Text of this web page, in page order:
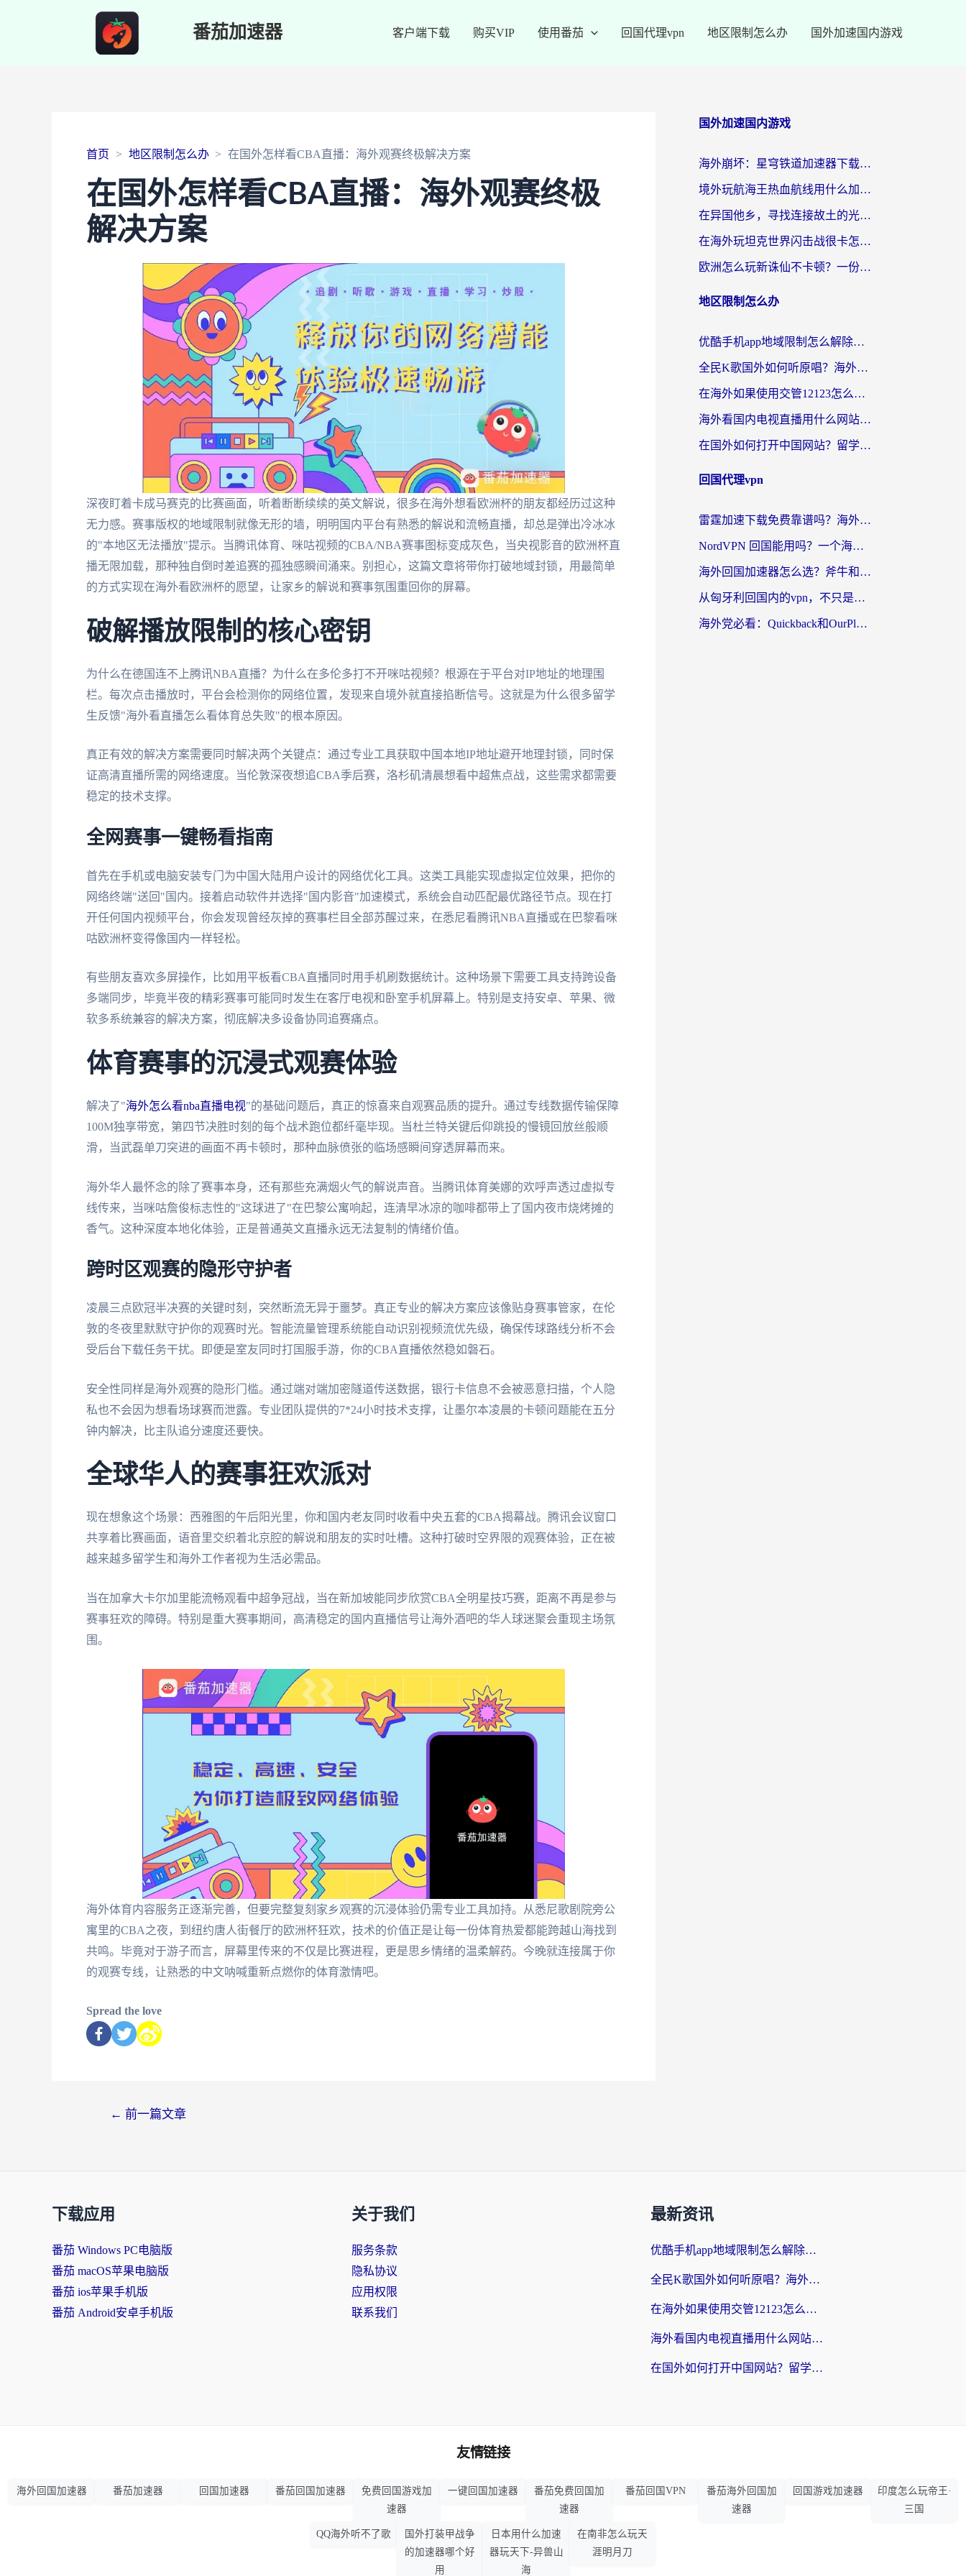
番茄加速器 客户端下载 购买VIP 使用番茄 回国代理vpn 地区限制怎么办 国外加速国内游戏
首页 地区限制怎么办 在国外怎样看CBA直播：海外观赛终极解决方案
在国外怎样看CBA直播：海外观赛终极
解决方案
深夜盯着卡成马赛克的比赛画面，听着断断续续的英文解说，很多在海外想看欧洲杯的朋友都经历过这种
无力感。赛事版权的地域限制就像无形的墙，明明国内平台有熟悉的解说和流畅直播，却总是弹出冷冰冰
的"本地区无法播放"提示。当腾讯体育、咪咕视频的CBA/NBA赛事图标变成灰色，当央视影音的欧洲杯直
播无限加载，那种独自倒时差追赛的孤独感瞬间涌来。别担心，这篇文章将带你打破地域封锁，用最简单
的方式实现在海外看欧洲杯的愿望，让家乡的解说和赛事氛围重回你的屏幕。
破解播放限制的核心密钥
为什么在德国连不上腾讯NBA直播？为什么在多伦多打不开咪咕视频？根源在于平台对IP地址的地理围
栏。每次点击播放时，平台会检测你的网络位置，发现来自境外就直接掐断信号。这就是为什么很多留学
生反馈"海外看直播怎么看体育总失败"的根本原因。
真正有效的解决方案需要同时解决两个关键点：通过专业工具获取中国本地IP地址避开地理封锁，同时保
证高清直播所需的网络速度。当伦敦深夜想追CBA季后赛，洛杉矶清晨想看中超焦点战，这些需求都需要
稳定的技术支撑。
全网赛事一键畅看指南
首先在手机或电脑安装专门为中国大陆用户设计的网络优化工具。这类工具能实现虚拟定位效果，把你的
网络终端"送回"国内。接着启动软件并选择"国内影音"加速模式，系统会自动匹配最优路径节点。现在打
开任何国内视频平台，你会发现曾经灰掉的赛事栏目全部苏醒过来，在悉尼看腾讯NBA直播或在巴黎看咪
咕欧洲杯变得像国内一样轻松。
有些朋友喜欢多屏操作，比如用平板看CBA直播同时用手机刷数据统计。这种场景下需要工具支持跨设备
多端同步，毕竟半夜的精彩赛事可能同时发生在客厅电视和卧室手机屏幕上。特别是支持安卓、苹果、微
软多系统兼容的解决方案，彻底解决多设备协同追赛痛点。
体育赛事的沉浸式观赛体验
解决了"海外怎么看nba直播电视"的基础问题后，真正的惊喜来自观赛品质的提升。通过专线数据传输保障
100M独享带宽，第四节决胜时刻的每个战术跑位都纤毫毕现。当杜兰特关键后仰跳投的慢镜回放丝般顺
滑，当武磊单刀突进的画面不再卡顿时，那种血脉偾张的临场感瞬间穿透屏幕而来。
海外华人最怀念的除了赛事本身，还有那些充满烟火气的解说声音。当腾讯体育美娜的欢呼声透过虚拟专
线传来，当咪咕詹俊标志性的"这球进了"在巴黎公寓响起，连清早冰凉的咖啡都带上了国内夜市烧烤摊的
香气。这种深度本地化体验，正是普通英文直播永远无法复制的情绪价值。
跨时区观赛的隐形守护者
凌晨三点欧冠半决赛的关键时刻，突然断流无异于噩梦。真正专业的解决方案应该像贴身赛事管家，在伦
敦的冬夜里默默守护你的观赛时光。智能流量管理系统能自动识别视频流优先级，确保传球路线分析不会
受后台下载任务干扰。即便是室友同时打国服手游，你的CBA直播依然稳如磐石。
安全性同样是海外观赛的隐形门槛。通过端对端加密隧道传送数据，银行卡信息不会被恶意扫描，个人隐
私也不会因为想看场球赛而泄露。专业团队提供的7*24小时技术支撑，让墨尔本凌晨的卡顿问题能在五分
钟内解决，比主队追分速度还要快。
全球华人的赛事狂欢派对
现在想象这个场景：西雅图的午后阳光里，你和国内老友同时收看中央五套的CBA揭幕战。腾讯会议窗口
共享着比赛画面，语音里交织着北京腔的解说和朋友的实时吐槽。这种打破时空界限的观赛体验，正在被
越来越多留学生和海外工作者视为生活必需品。
当在加拿大卡尔加里能流畅观看中超争冠战，当在新加坡能同步欣赏CBA全明星技巧赛，距离不再是参与
赛事狂欢的障碍。特别是重大赛事期间，高清稳定的国内直播信号让海外酒吧的华人球迷聚会重现主场氛
围。
海外体育内容服务正逐渐完善，但要完整复刻家乡观赛的沉浸体验仍需专业工具加持。从悉尼歌剧院旁公
寓里的CBA之夜，到纽约唐人街餐厅的欧洲杯狂欢，技术的价值正是让每一份体育热爱都能跨越山海找到
共鸣。毕竟对于游子而言，屏幕里传来的不仅是比赛进程，更是思乡情绪的温柔解药。今晚就连接属于你
的观赛专线，让熟悉的中文呐喊重新点燃你的体育激情吧。
Spread the love
← 前一篇文章
国外加速国内游戏
海外崩坏：星穹铁道加速器下载安装：一份给游子的终极网络指南
境外玩航海王热血航线用什么加速器？2026海外玩家实测最优方案（附欧洲问道堡垒前线加速技巧）
在异国他乡，寻找连接故土的光明大陆免费加速器
在海外玩坦克世界闪击战很卡怎么办？老玩家亲测有效的加速器选择指南
欧洲怎么玩新诛仙不卡顿？一份给海外游子的国服游戏畅玩指南
地区限制怎么办
优酷手机app地域限制怎么解除？海外党亲测有效的追剧方案
全民K歌国外如何听原唱？海外党亲测有效的回国加速器选择指南
在海外如果使用交管12123怎么处理？留学生亲测有效的回国加速方案
海外看国内电视直播用什么网站比较好？一篇解决你所有追剧难题的实用指南
在国外如何打开中国网站？留学生与海外华人的无缝访问指南
回国代理vpn
雷霆加速下载免费靠谱吗？海外党选回国加速器的避坑指南（附热门工具对比）
NordVPN 回国能用吗？一个海外用户必须面对的真实困境
海外回国加速器怎么选？斧牛和海龟哪个好？一篇帮你避开坑的实用指南
从匈牙利回国内的vpn，不只是为了刷剧那么简单
海外党必看：Quickback和OurPlay好用吗？3分钟选对回国加速器，无缝刷剧玩游戏
下载应用
番茄 Windows PC电脑版
番茄 macOS苹果电脑版
番茄 ios苹果手机版
番茄 Android安卓手机版
关于我们
服务条款
隐私协议
应用权限
联系我们
最新资讯
优酷手机app地域限制怎么解除？海外党亲测有效的追剧方案
全民K歌国外如何听原唱？海外党亲测有效的回国加速器选择指南
在海外如果使用交管12123怎么处理？留学生亲测有效的回国加速方案
海外看国内电视直播用什么网站比较好？一篇解决你所有追剧难题的实用指南
在国外如何打开中国网站？留学生与海外华人的无缝访问指南
友情链接
海外回国加速器 番茄加速器 回国加速器 番茄回国加速器
免费回国游戏加
速器
一键回国加速器
番茄免费回国加
速器
番茄回国VPN
番茄海外回国加
速器
回国游戏加速器
印度怎么玩帝王·
三国
QQ海外听不了歌
国外打装甲战争
的加速器哪个好
用
日本用什么加速
器玩天下-异兽山
海
在南非怎么玩天
涯明月刀